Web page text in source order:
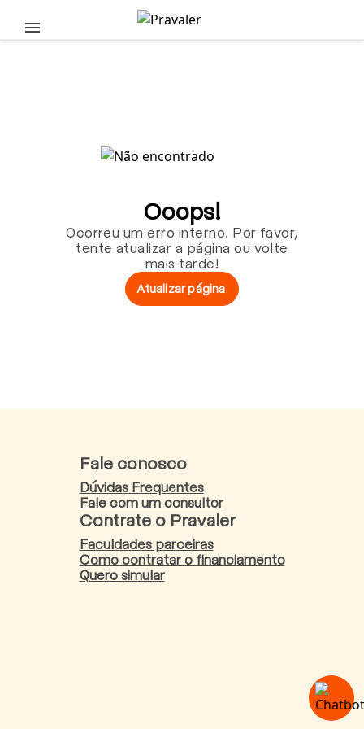
Pular para o conteúdo principal
Ooops!
Ocorreu um erro interno. Por favor,
tente atualizar a página ou volte
mais tarde!
Atualizar página
Fale conosco
Dúvidas Frequentes
Fale com um consultor
Contrate o Pravaler
Faculdades parceiras
Como contratar o financiamento
Quero simular